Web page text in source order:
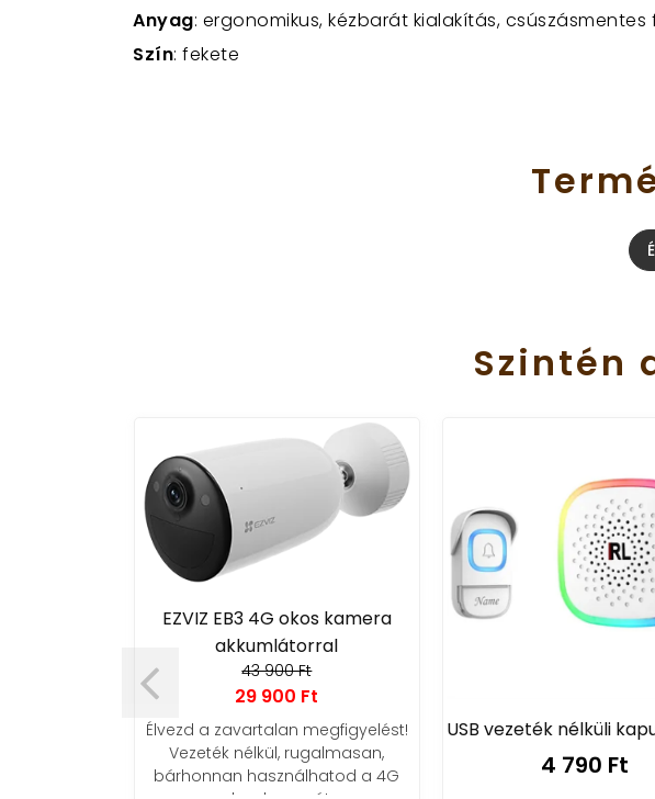
Anyag: ergonomikus, kézbarát kialakítás, csúszásmentes
Szín: fekete
Szintén
EZVIZ EB3 4G okos kamera
akkumlátorral
43 900 Ft
29 900 Ft
Élvezd a zavartalan megfigyelést!
Vezeték nélkül, rugalmasan,
bárhonnan használhatod a 4G
USB vezeték nélküli
4 790 Ft